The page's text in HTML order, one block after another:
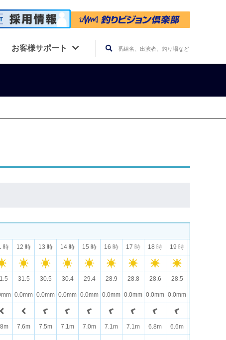
お客様サポート
時 12 時 13 時 14 時 15 時 16 時 17 時 18 時 19 時
31.5 30.5 30.4 29.4 28.9 28.8 28.6 28.5
0.0mm 0.0mm 0.0mm 0.0mm 0.0mm 0.0mm 0.0mm 0.0mm
7.6m 7.5m 7.1m 7.0m 7.1m 7.1m 6.8m 6.6m